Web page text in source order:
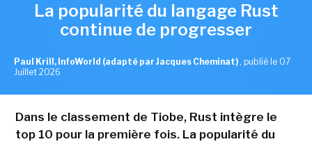
La popularité du langage Rust
continue de progresser
Paul Krill, InfoWorld (adapté par Jacques Cheminat) , publié le 07
Juillet 2026
Dans le classement de Tiobe, Rust intègre le
top 10 pour la première fois. La popularité du